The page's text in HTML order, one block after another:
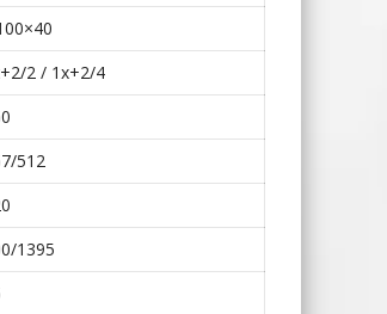
2 / 1x+2/4
512
1395